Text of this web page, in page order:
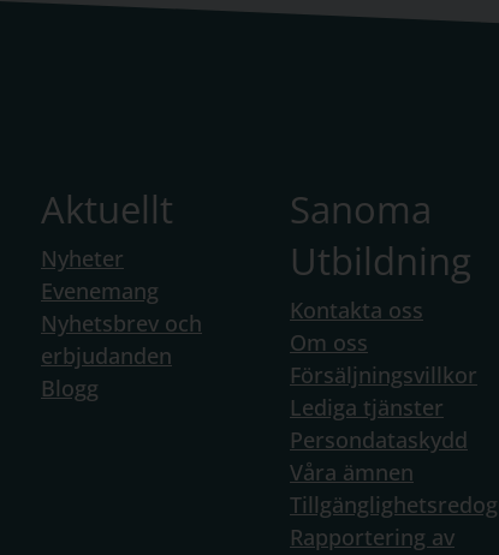
Aktuellt
Nyheter
Evenemang
Nyhetsbrev och
erbjudanden
Blogg
Sanoma
Utbildning
Kontakta oss
Om oss
Försäljningsvillkor
Lediga tjänster
Persondataskydd
Våra ämnen
Rapportering av